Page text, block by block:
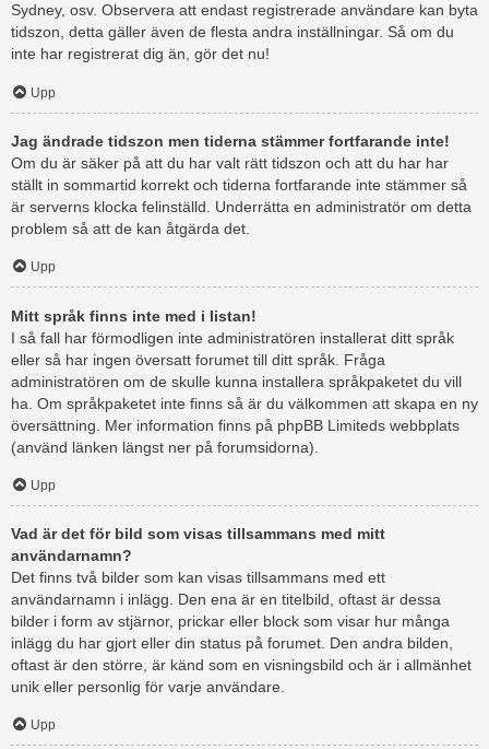
Sydney, osv. Observera att endast registrerade användare kan byta
tidszon, detta gäller även de flesta andra inställningar. Så om du
inte har registrerat dig än, gör det nu!
Upp
Jag ändrade tidszon men tiderna stämmer fortfarande inte!
Om du är säker på att du har valt rätt tidszon och att du har har
ställt in sommartid korrekt och tiderna fortfarande inte stämmer så
är serverns klocka felinställd. Underrätta en administratör om detta
problem så att de kan åtgärda det.
Upp
Mitt språk finns inte med i listan!
I så fall har förmodligen inte administratören installerat ditt språk
eller så har ingen översatt forumet till ditt språk. Fråga
administratören om de skulle kunna installera språkpaketet du vill
ha. Om språkpaketet inte finns så är du välkommen att skapa en ny
översättning. Mer information finns på phpBB Limiteds webbplats
(använd länken längst ner på forumsidorna).
Upp
Vad är det för bild som visas tillsammans med mitt
användarnamn?
Det finns två bilder som kan visas tillsammans med ett
användarnamn i inlägg. Den ena är en titelbild, oftast är dessa
bilder i form av stjärnor, prickar eller block som visar hur många
inlägg du har gjort eller din status på forumet. Den andra bilden,
oftast är den större, är känd som en visningsbild och är i allmänhet
unik eller personlig för varje användare.
Upp